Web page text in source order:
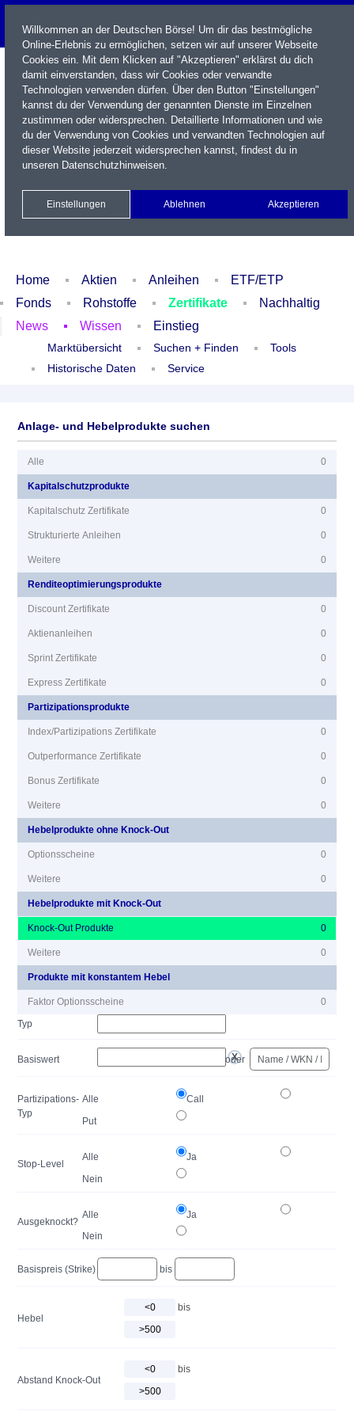
Name / WKN / ISIN / Kürzel
Newsletter Kontakt
Xetra Realtime
Watchlist Portfolio Login
Home Aktien Anleihen
ETF/ETP
Fonds
Rohstoffe Zertifikate
Nachhaltig
News
Wissen Einstieg
Marktübersicht Suchen + Finden
Tools
Historische Daten
Service
Anlage- und Hebelprodukte suchen
Alle 0
Kapitalschutzprodukte
Kapitalschutz Zertifikate 0
Strukturierte Anleihen 0
Weitere 0
Renditeoptimierungsprodukte
Discount Zertifikate 0
Aktienanleihen 0
Sprint Zertifikate 0
Express Zertifikate 0
Partizipationsprodukte
Index/Partizipations Zertifikate 0
Outperformance Zertifikate 0
Bonus Zertifikate 0
Weitere 0
Hebelprodukte ohne Knock-Out
Optionsscheine 0
Weitere 0
Hebelprodukte mit Knock-Out
Knock-Out Produkte 0
Weitere 0
Produkte mit konstantem Hebel
Faktor Optionsscheine
0
Typ
Basiswert oder
Partizipations-
Typ
Alle
Call
Put
Stop-Level
Alle
Ja
Nein
Ausgeknockt?
Alle
Ja
Nein
Basispreis (Strike) bis
Hebel
bis
Abstand Knock-Out
bis
Willkommen an der Deutschen Börse! Um dir das bestmögliche
Online-Erlebnis zu ermöglichen, setzen wir auf unserer Webseite
Cookies ein. Mit dem Klicken auf "Akzeptieren" erklärst du dich
damit einverstanden, dass wir Cookies oder verwandte
Technologien verwenden dürfen. Über den Button "Einstellungen"
kannst du der Verwendung der genannten Dienste im Einzelnen
zustimmen oder widersprechen. Detaillierte Informationen und wie
du der Verwendung von Cookies und verwandten Technologien auf
dieser Website jederzeit widersprechen kannst, findest du in
unseren Datenschutzhinweisen.
Einstellungen Ablehnen Akzeptieren